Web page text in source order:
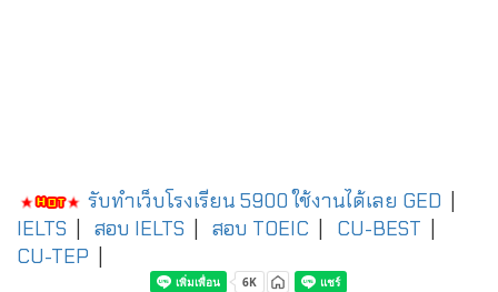
รับทำเว็บโรงเรียน 5900 ใช้งานได้เลย GED
IELTS
สอบ IELTS สอบ TOEIC CU-BEST
CU-TEP